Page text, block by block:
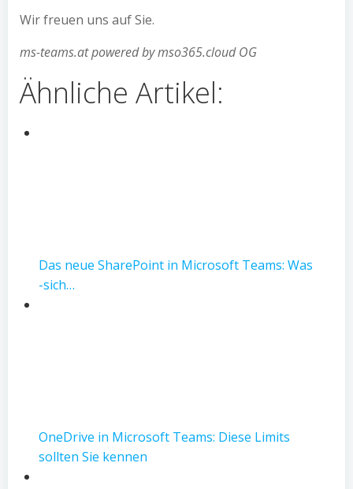
Wir freuen uns auf Sie.
ms-teams.at powered by mso365.cloud OG
Ähnliche Artikel:
Das neue SharePoint in Microsoft Teams: Was
-sich…
OneDrive in Microsoft Teams: Diese Limits
sollten Sie kennen